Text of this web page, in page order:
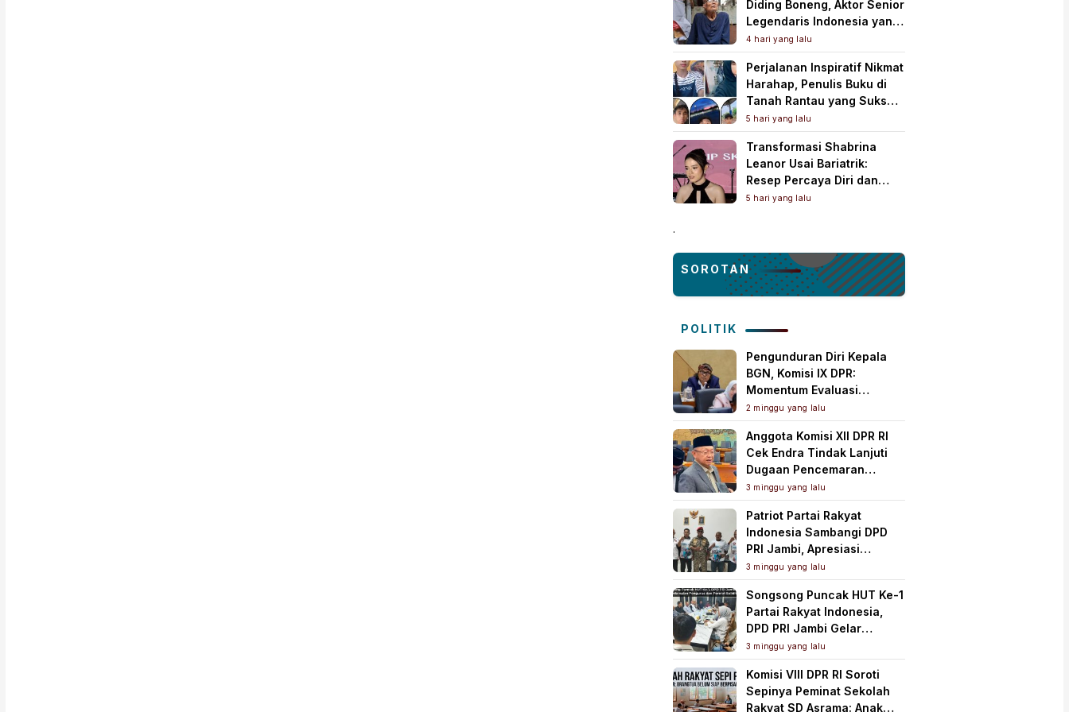
Diding Boneng, Aktor Senior
Legendaris Indonesia yang
Meninggal Dunia
4 hari yang lalu
Perjalanan Inspiratif Nikmat
Harahap, Penulis Buku di
Tanah Rantau yang Sukses
Lewat Karya Best Seller
5 hari yang lalu
Transformasi Shabrina
Leanor Usai Bariatrik:
Resep Percaya Diri dan
Rahasia Body Shaping
5 hari yang lalu
.
SOROTAN
POLITIK
Pengunduran Diri Kepala
BGN, Komisi IX DPR:
Momentum Evaluasi
Menyeluruh Program MBG
2 minggu yang lalu
Anggota Komisi XII DPR RI
Cek Endra Tindak Lanjuti
Dugaan Pencemaran
Lingkungan PT Samudera
Mahkota Mas
3 minggu yang lalu
Patriot Partai Rakyat
Indonesia Sambangi DPD
PRI Jambi, Apresiasi
Kesiapan dan Dukung Asta
Cita Presiden
3 minggu yang lalu
Songsong Puncak HUT Ke-1
Partai Rakyat Indonesia,
DPD PRI Jambi Gelar
Perkenalan Pengurus dan
Pererat Soliditas
3 minggu yang lalu
Komisi VIII DPR RI Soroti
Sepinya Peminat Sekolah
Rakyat SD Asrama: Anak